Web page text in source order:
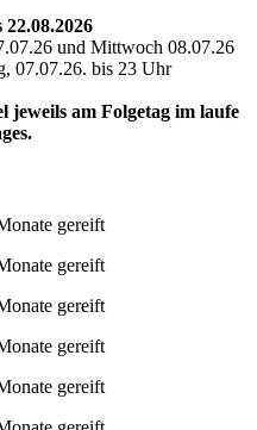
22.08.2026
und Mittwoch 08.07.26
07.07.26. bis 23 Uhr
jeweils am Folgetag im laufe